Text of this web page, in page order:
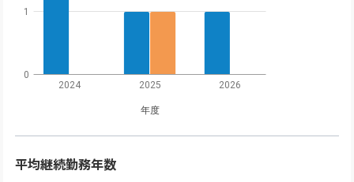
2024 2025 2026
年度
0
1
平均継続勤務年数